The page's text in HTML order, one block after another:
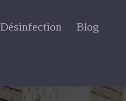
Désinfection Blog